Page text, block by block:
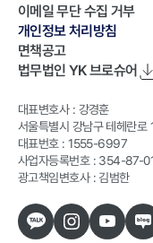
이메일 무단 수집 거부
개인정보 처리방침
면책공고
법무법인 YK브로슈어
대표변호사 : 강경훈
서울특별시 강남구 테헤란
대표번호 : 1555-6997
사업자등록번호 : 354-87-
광고책임변호사 : 김범한